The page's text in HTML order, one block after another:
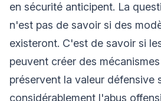
en sécurité anticipent. La
n'est pas de savoir si des
existeront. C'est de savoir si
peuvent créer des
préservent la valeur défensive
considérablement l'abus